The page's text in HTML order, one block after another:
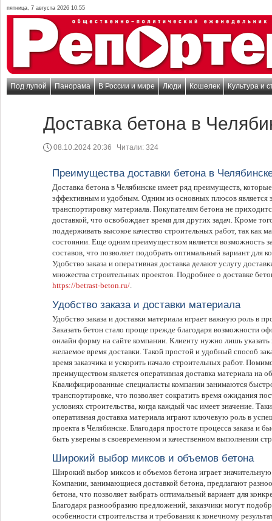
пятница, 7 августа 2026 10:55
Под лупой Панорама В России и мире Люди Кошелек Культура и
Доставка бетона в
08.10.2024 20:36 Читали: 324
Преимущества доставки бетона в
Доставка бетона в Челябинске имеет ряд преимуществ,
эффективным и удобным. Одним из основных плюсов является
транспортировку материала. Покупателям бетона не
доставкой, что освобождает время для других задач. Кроме
поддерживать высокое качество строительных работ, так как
состоянии. Еще одним преимуществом является возможность
составов, что позволяет подобрать оптимальный вариант для
Удобство заказа и оперативная доставка делают услугу
множества строительных проектов. Подробнее о доставке
https://betrast-beton.ru/.
Удобство заказа и доставки материала
Удобство заказа и доставки материала играет важную роль в
Заказать бетон стало проще прежде благодаря возможности
онлайн форму на сайте компании. Клиенту нужно лишь
желаемое время доставки. Такой простой и удобный способ
время заказчика и ускорить начало строительных работ.
преимуществом является оперативная доставка материала на
Квалифицированные специалисты компании занимаются
транспортировке, что позволяет сократить время ожидания
условиях строительства, когда каждый час имеет значение.
оперативная доставка материала играют ключевую роль в
проекта в Челябинске. Благодаря простоте процесса заказа и
быть уверены в своевременном и качественном выполнении
Широкий выбор миксов и объемов бетона
Широкий выбор миксов и объемов бетона играет значительную
Компании, занимающиеся доставкой бетона, предлагают
бетона, что позволяет выбрать оптимальный вариант для
Благодаря разнообразию предложений, заказчики могут
особенности строительства и требования к конечному